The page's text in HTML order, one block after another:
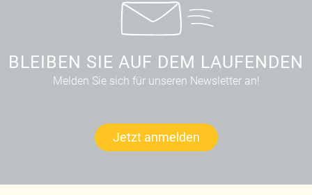
BLEIBEN SIE AUF DEM LAUFENDEN
Melden Sie sich für unseren Newsletter an!
Jetzt anmelden